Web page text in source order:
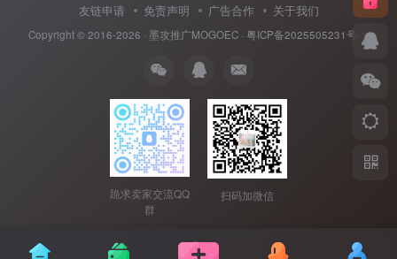
友链申请 免责声明 广告合作 关于我们
Copyright © 2016-2026 · 墨攻推广MOGOEC· 粤ICP备2025505231号-1.
跪求卖家交流QQ
群
扫码加微信